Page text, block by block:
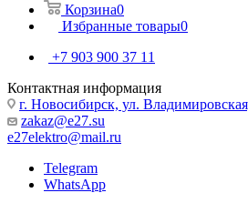
Корзина0
Избранные товары0
+7 903 900 37 11
Контактная информация
г. Новосибирск, ул.
zakaz@e27.su
e27elektro@mail.ru
Telegram
WhatsApp